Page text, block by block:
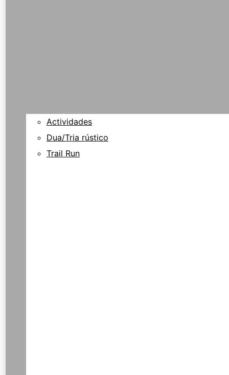
Actividades
Dua/Tria rústico
Trail Run